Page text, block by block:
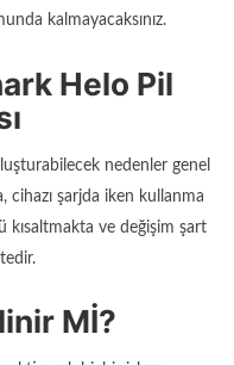
kalmayacaksınız.
Helo Pil
nedenler genel
şarjda iken kullanma
ve değişim şart
Mİ?